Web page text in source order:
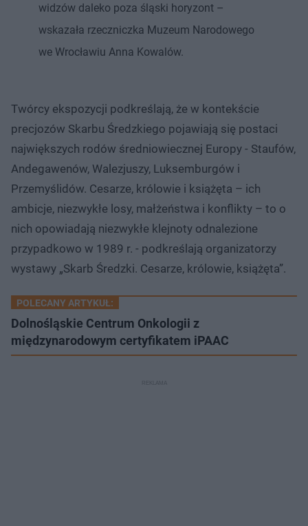
widzów daleko poza śląski horyzont –
wskazała rzeczniczka Muzeum Narodowego
we Wrocławiu Anna Kowalów.
Twórcy ekspozycji podkreślają, że w kontekście
precjozów Skarbu Średzkiego pojawiają się postaci
największych rodów średniowiecznej Europy - Staufów,
Andegawenów, Walezjuszy, Luksemburgów i
Przemyślidów. Cesarze, królowie i książęta – ich
ambicje, niezwykłe losy, małżeństwa i konflikty – to o
nich opowiadają niezwykłe klejnoty odnalezione
przypadkowo w 1989 r. - podkreślają organizatorzy
wystawy „Skarb Średzki. Cesarze, królowie, książęta”.
POLECANY ARTYKUŁ:
Dolnośląskie Centrum Onkologii z
międzynarodowym certyfikatem iPAAC